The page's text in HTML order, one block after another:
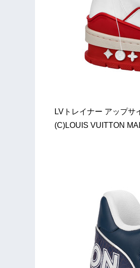
LVトレイナー アップ
(C)LOUIS VUITTON